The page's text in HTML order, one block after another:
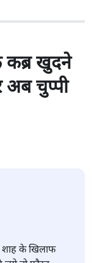
कब्र खुदने
अब चुप्पी